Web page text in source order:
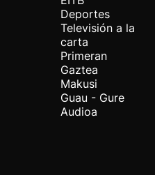
Deportes
Televisión a la
carta
Primeran
Gaztea
Makusi
Guau - Gure
Audioa